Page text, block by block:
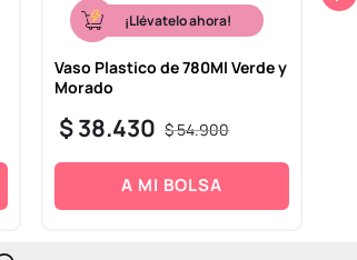
¡Llévatelo ahora!
Vaso Plastico de 780Ml Verde y
Morado
$54.900
$38.430
A MI BOLSA